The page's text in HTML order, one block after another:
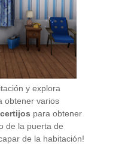
y explora
obtener varios
para obtener
de la puerta de
de la habitación!